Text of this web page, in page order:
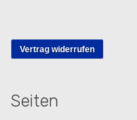
Vertrag widerrufen
Seiten